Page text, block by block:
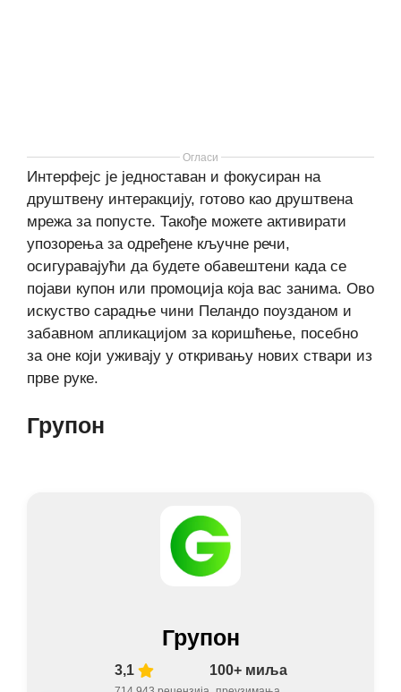
Огласи
Интерфејс је једноставан и фокусиран на
друштвену интеракцију, готово као друштвена
мрежа за попусте. Такође можете активирати
упозорења за одређене кључне речи,
осигуравајући да будете обавештени када се
појави купон или промоција која вас занима. Ово
искуство сарадње чини Пеландо поузданом и
забавном апликацијом за коришћење, посебно
за оне који уживају у откривању нових ствари из
прве руке.
Групон
Групон
3,1 100+ миља